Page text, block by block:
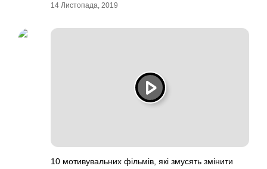
14 Листопада, 2019
10 мотивувальних фільмів, які змусять змінити